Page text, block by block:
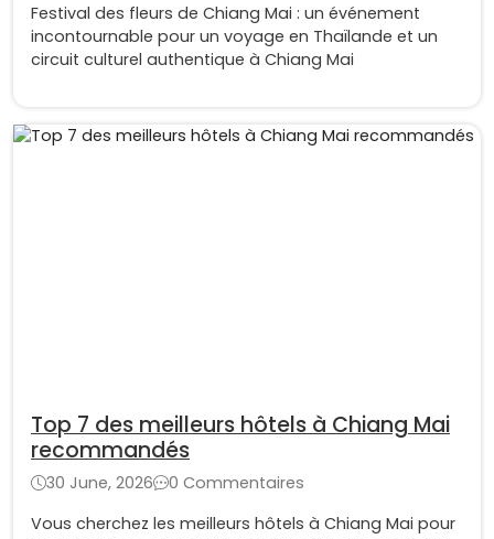
Festival des fleurs de Chiang Mai : un événement
incontournable pour un voyage en Thaïlande et un
circuit culturel authentique à Chiang Mai
Top 7 des meilleurs hôtels à Chiang Mai
recommandés
30 June, 2026
0 Commentaires
Vous cherchez les meilleurs hôtels à Chiang Mai pour